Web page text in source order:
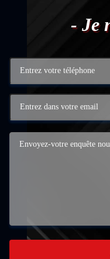
- Je